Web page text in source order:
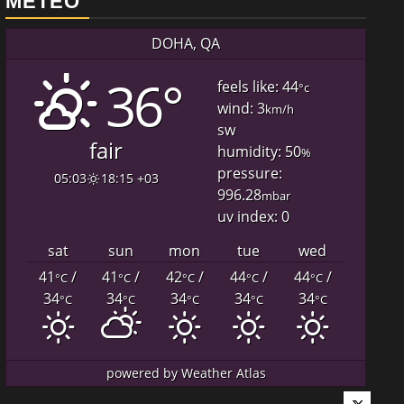
DOHA, QA
36°
fair
05:03 18:15 +03
feels like: 44°c
wind: 3km/h
sw
humidity: 50%
pressure:
996.28mbar
uv index: 0
sat
sun mon tue
wed
41°C/
34°C
41°C/
34°C
42°C/
34°C
44°C/
34°C
44°C/
34°C
powered byWeather Atlas